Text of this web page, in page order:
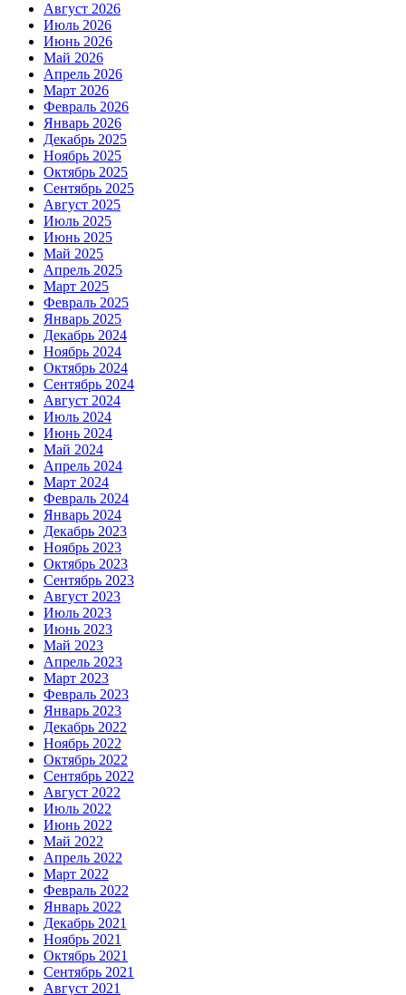
Август 2026
Июль 2026
Июнь 2026
Май 2026
Апрель 2026
Март 2026
Февраль 2026
Январь 2026
Декабрь 2025
Ноябрь 2025
Октябрь 2025
Сентябрь 2025
Август 2025
Июль 2025
Июнь 2025
Май 2025
Апрель 2025
Март 2025
Февраль 2025
Январь 2025
Декабрь 2024
Ноябрь 2024
Октябрь 2024
Сентябрь 2024
Август 2024
Июль 2024
Июнь 2024
Май 2024
Апрель 2024
Март 2024
Февраль 2024
Январь 2024
Декабрь 2023
Ноябрь 2023
Октябрь 2023
Сентябрь 2023
Август 2023
Июль 2023
Июнь 2023
Май 2023
Апрель 2023
Март 2023
Февраль 2023
Январь 2023
Декабрь 2022
Ноябрь 2022
Октябрь 2022
Сентябрь 2022
Август 2022
Июль 2022
Июнь 2022
Май 2022
Апрель 2022
Март 2022
Февраль 2022
Январь 2022
Декабрь 2021
Ноябрь 2021
Октябрь 2021
Сентябрь 2021
Август 2021